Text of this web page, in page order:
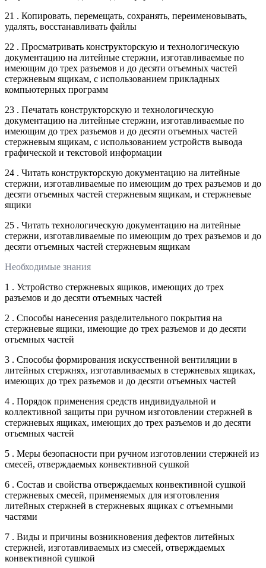
21 . Копировать, перемещать, сохранять, переименовывать,
удалять, восстанавливать файлы
22 . Просматривать конструкторскую и технологическую
документацию на литейные стержни, изготавливаемые по
имеющим до трех разъемов и до десяти отъемных частей
стержневым ящикам, с использованием прикладных
компьютерных программ
23 . Печатать конструкторскую и технологическую
документацию на литейные стержни, изготавливаемые по
имеющим до трех разъемов и до десяти отъемных частей
стержневым ящикам, с использованием устройств вывода
графической и текстовой информации
24 . Читать конструкторскую документацию на литейные
стержни, изготавливаемые по имеющим до трех разъемов и до
десяти отъемных частей стержневым ящикам, и стержневые
ящики
25 . Читать технологическую документацию на литейные
стержни, изготавливаемые по имеющим до трех разъемов и до
десяти отъемных частей стержневым ящикам
Необходимые знания
1 . Устройство стержневых ящиков, имеющих до трех
разъемов и до десяти отъемных частей
2 . Способы нанесения разделительного покрытия на
стержневые ящики, имеющие до трех разъемов и до десяти
отъемных частей
3 . Способы формирования искусственной вентиляции в
литейных стержнях, изготавливаемых в стержневых ящиках,
имеющих до трех разъемов и до десяти отъемных частей
4 . Порядок применения средств индивидуальной и
коллективной защиты при ручном изготовлении стержней в
стержневых ящиках, имеющих до трех разъемов и до десяти
отъемных частей
5 . Меры безопасности при ручном изготовлении стержней из
смесей, отверждаемых конвективной сушкой
6 . Состав и свойства отверждаемых конвективной сушкой
стержневых смесей, применяемых для изготовления
литейных стержней в стержневых ящиках с отъемными
частями
7 . Виды и причины возникновения дефектов литейных
стержней, изготавливаемых из смесей, отверждаемых
конвективной сушкой